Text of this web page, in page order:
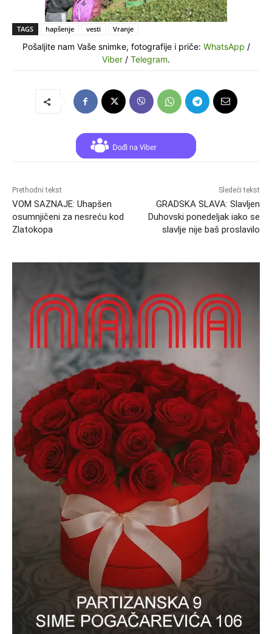
TAGS hapšenje vesti Vranje
Pošaljite nam Vaše snimke, fotografije i priče: WhatsApp /
Viber / Telegram.
Prethodni tekst
VOM SAZNAJE: Uhapšen
osumnjičeni za nesreću kod
Zlatokopa
Sledeći tekst
GRADSKA SLAVA: Slavljen
Duhovski ponedeljak iako se
slavlje nije baš proslavilo